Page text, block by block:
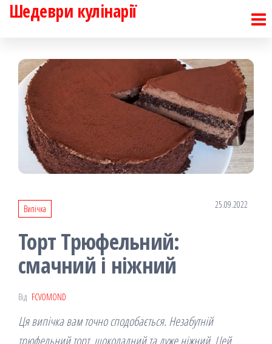
Перейти
Шедеври кулінарії
Випічка 25.09.2022
Торт Трюфельний:
смачний і ніжний
Від FCVOMOND
Ця випічка вам точно сподобається. Незабутній